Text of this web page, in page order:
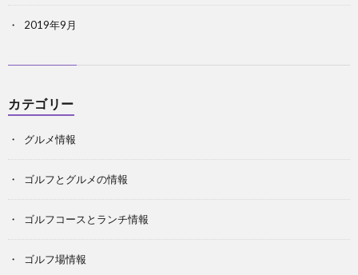
2019年9月
カテゴリー
グルメ情報
ゴルフとグルメの情報
ゴルフコースとランチ情報
ゴルフ場情報